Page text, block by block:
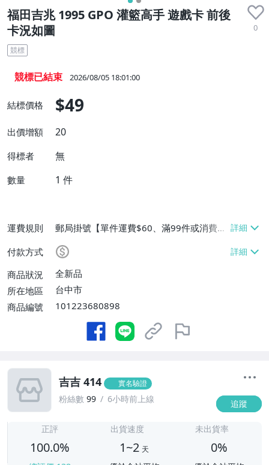
福田吉兆 1995 GPO 灌籃高手 遊戲卡 前後
卡況如圖
0
競標
競標已結束 2026/08/05 18:01:00
結標價格 $49
出價增額 20
得標者 無
數量 1 件
運費規則
郵局掛號【單件運費$60、滿99件或消費滿
$9999免運費】
付款方式
商品狀況
全新品
所在地區
台中市
商品編號
101223680898
吉吉 414 實名驗證
粉絲數 99 6小時前上線 追蹤
正評
100.0%
出貨速度
1~2 天
未出貨率
0%